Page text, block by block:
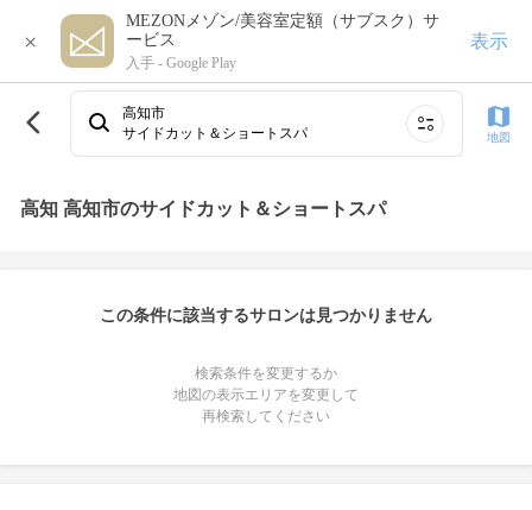
×
MEZONメゾン/美容室定額（サブスク）サ
ービス
入手 - Google Play
表示
高知市
サイドカット＆ショートスパ
地図
高知 高知市のサイドカット＆ショートスパ
この条件に該当するサロンは見つかりません
検索条件を変更するか
地図の表示エリアを変更して
再検索してください